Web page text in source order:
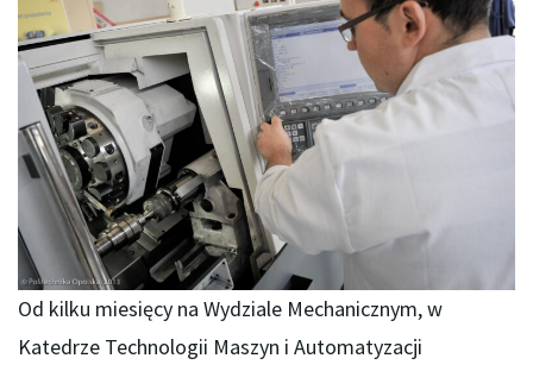
Od kilku miesięcy na Wydziale Mechanicznym, w
Katedrze Technologii Maszyn i Automatyzacji